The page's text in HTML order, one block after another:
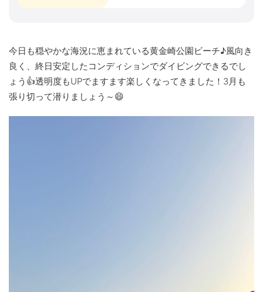
今日も穏やかな海況に恵まれている黄金崎公園ビーチ♪風向き
良く、終日安定したコンディションでダイビングできるでし
ょう👍透明度もUPでますます楽しくなってきました！3月も
張り切って潜りましょう～😄